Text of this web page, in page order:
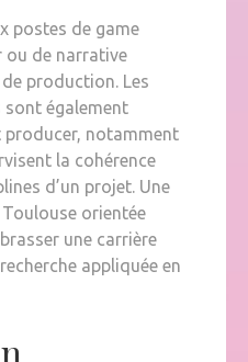
postes de game
ou de narrative
production. Les
sont également
notamment
la cohérence
d’un projet. Une
orientée
une carrière
appliquée en